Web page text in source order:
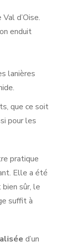
d’Oise.
enduit
lanières
que ce soit
pour les
pratique
Elle a été
sûr, le
suffit à
d’un